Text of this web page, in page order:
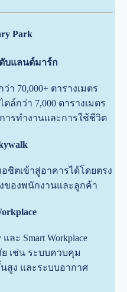
Park
บแลนด์มาร์ก
70,000+ ตารางเมตร
กว่า 7,000 ตารางเมตร
ารทำงานและการใช้ชีวิต
ชิตเข้าสู่อาคารได้โดยตรง
ของพนักงานและลูกค้า
ะ Smart Workplace
เช่น ระบบควบคุม
สูง และระบบอากาศ